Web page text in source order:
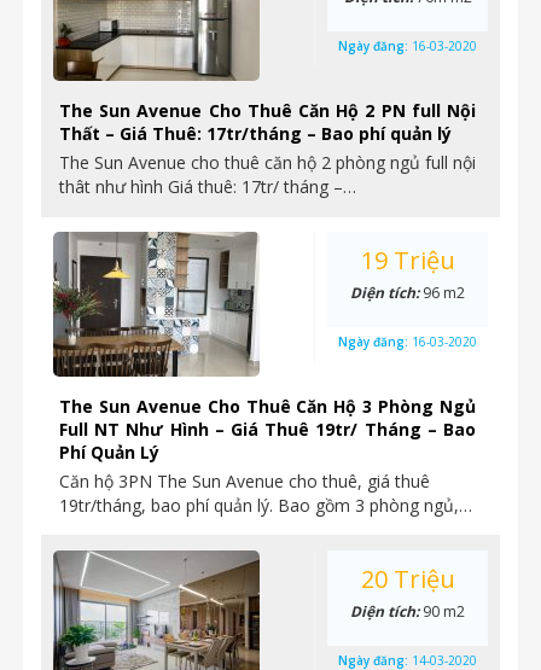
The Sun Avenue Cho Thuê Căn Hộ 2 PN full Nội
Thất – Giá Thuê: 17tr/tháng – Bao phí quản lý
The Sun Avenue cho thuê căn hộ 2 phòng ngủ full nội
thât như hình Giá thuê: 17tr/ tháng –…
Ngày đăng: 16-03-2020
The Sun Avenue Cho Thuê Căn Hộ 3 Phòng Ngủ
Full NT Như Hình – Giá Thuê 19tr/ Tháng – Bao
Phí Quản Lý
Căn hộ 3PN The Sun Avenue cho thuê, giá thuê
19tr/tháng, bao phí quản lý. Bao gồm 3 phòng ngủ,…
19 Triệu
Diện tích:96 m2
Ngày đăng: 16-03-2020
20 Triệu
Diện tích:90 m2
Ngày đăng: 14-03-2020